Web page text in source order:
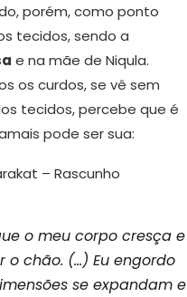
porém, como ponto
tecidos, sendo a
e na mãe de Niqula.
os curdos, se vê sem
tecidos, percebe que é
pode ser sua:
o meu corpo cresça e
chão. (…) Eu engordo
se expandam e